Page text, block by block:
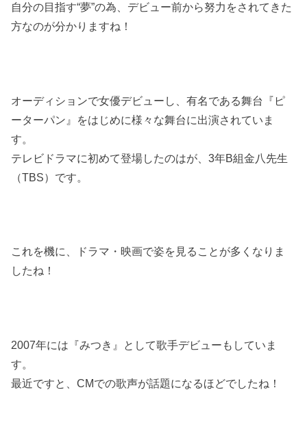
自分の目指す“夢”の為、デビュー前から努力をされてきた
方なのが分かりますね！
オーディションで女優デビューし、有名である舞台『ピ
ーターパン』をはじめに様々な舞台に出演されていま
す。
テレビドラマに初めて登場したのはが、3年B組金八先生
（TBS）です。
これを機に、ドラマ・映画で姿を見ることが多くなりま
したね！
2007年には『みつき』として歌手デビューもしていま
す。
最近ですと、CMでの歌声が話題になるほどでしたね！